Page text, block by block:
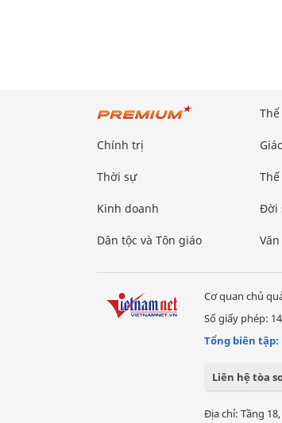
Chính trị
Thời sự
Kinh doanh
Dân tộc và Tôn giáo
Đời
Cơ quan chủ
Số giấy phép:
Tổng biên tập:
Liên hệ tòa
Địa chỉ: Tầng